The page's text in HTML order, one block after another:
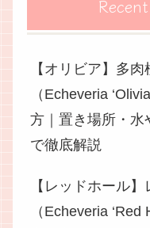
【オリビア】多
（Echeveria
方｜置き場所・水
で徹底解説
【レッドホール
（Echeveria ‘Red